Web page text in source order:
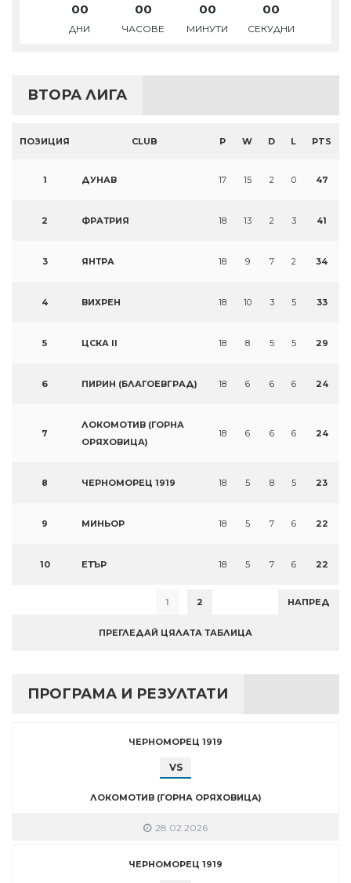
00
ДНИ
00
ЧАСОВЕ
00
МИНУТИ
00
СЕКУДНИ
ВТОРА ЛИГА
ПОЗИЦИЯ CLUB P W D L PTS
1 ДУНАВ 17 15 2 0 47
2 ФРАТРИЯ 18 13 2 3 41
3 ЯНТРА 18 9 7 2 34
4 ВИХРЕН 18 10 3 5 33
5 ЦСКА II 18 8 5 5 29
6 ПИРИН (БЛАГОЕВГРАД) 18 6 6 6 24
7
ЛОКОМОТИВ (ГОРНА
ОРЯХОВИЦА)
18 6 6 6 24
8 ЧЕРНОМОРЕЦ 1919 18 5 8 5 23
9 МИНЬОР 18 5 7 6 22
10 ЕТЪР 18 5 7 6 22
1 2 НАПРЕД
ПРЕГЛЕДАЙ ЦЯЛАТА ТАБЛИЦА
ПРОГРАМА И РЕЗУЛТАТИ
ЧЕРНОМОРЕЦ 1919
VS
ЛОКОМОТИВ (ГОРНА ОРЯХОВИЦА)
28.02.2026
ЧЕРНОМОРЕЦ 1919